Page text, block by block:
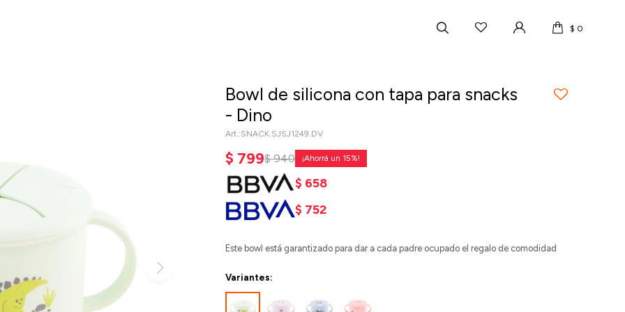
$ 0
Bowl de silicona con tapa para snacks
- Dino
SNACK.SJSJ1249.DV
$ 799$ 940 15
$ 658
$ 752
Este bowl está garantizado para dar a cada padre ocupado el regalo de comodidad
Variantes: